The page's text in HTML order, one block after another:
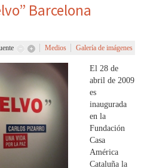
Barcelona
Medios Galería de imágenes
El 28 de
abril de 2009
es
inaugurada
en la
Fundación
Casa
América
Cataluña la